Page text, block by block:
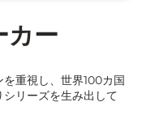
カー
重視し、世界100カ国
リーズを生み出して